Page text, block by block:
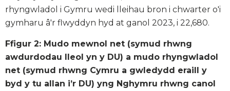
rhyngwladol i Gymru wedi lleihau bron i chwarter o'i
gymharu â'r flwyddyn hyd at ganol 2023, i 22,680.
Ffigur 2: Mudo mewnol net (symud rhwng
awdurdodau lleol yn y DU) a mudo rhyngwladol
net (symud rhwng Cymru a gwledydd eraill y
byd y tu allan i’r DU) yng Nghymru rhwng canol